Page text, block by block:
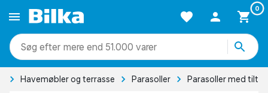
0
mere end 51.000 varer
Havemøbler og terrasse Parasoller Parasoller med tilt